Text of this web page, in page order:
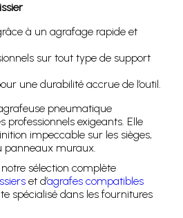
à un agrafage rapide et
sur tout type de support
une durabilité accrue de l’outil.
pneumatique
professionnels exigeants. Elle
impeccable sur les sièges,
panneaux muraux.
sélection complète
et d’agrafes compatibles
spécialisé dans les fournitures